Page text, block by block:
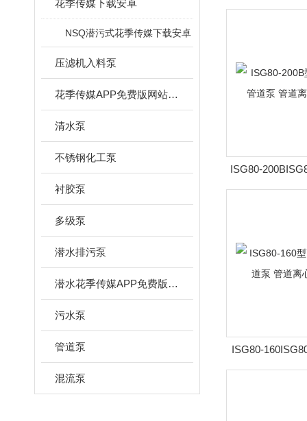
花季传媒下载安卓
NSQ潜污式花季传媒下载安卓
压滤机入料泵
花季传媒APP免费版网站下载安装
清水泵
不锈钢化工泵
衬胶泵
多级泵
潜水排污泵
潜水花季传媒APP免费版网站下载安装
污水泵
管道泵
混流泵
ISG80-
速立式管道泵 管
ISG80-
立式管道泵 管